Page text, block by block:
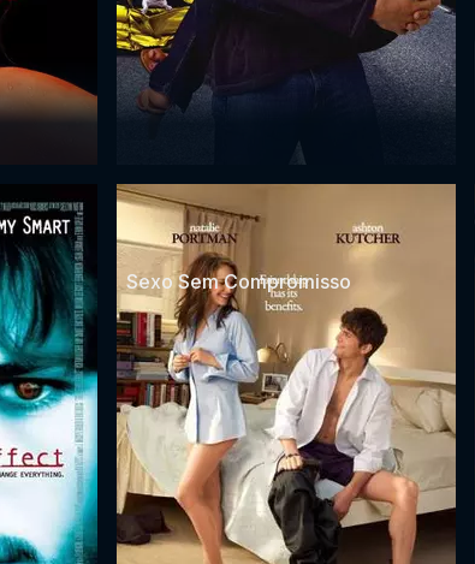
Sexo Sem Compromisso